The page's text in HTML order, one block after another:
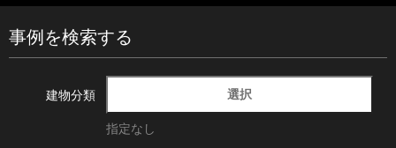
事例を検索する
建物分類 選択
指定なし